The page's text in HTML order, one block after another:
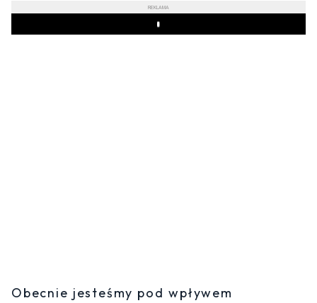
REKLAMA
Play
Obecnie jesteśmy pod wpływem